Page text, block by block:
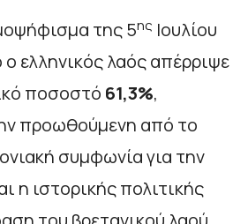
της 5ης Ιουλίου
ελληνικός λαός απέρριψε
ποσοστό 61,3%,
προωθούμενη από το
συμφωνία για την
η ιστορικής πολιτικής